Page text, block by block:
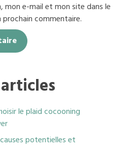
mon e-mail et mon site dans le
commentaire.
le plaid cocooning
potentielles et